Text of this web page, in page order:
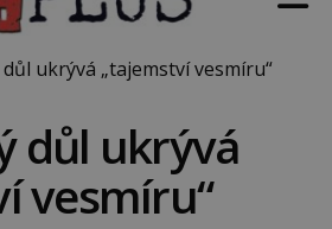
ukrývá „tajemství vesmíru“
důl ukrývá
vesmíru“